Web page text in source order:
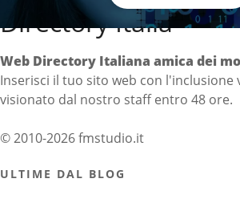
Directory Italia
Web Directory Italiana amica dei
Inserisci il tuo sito web con l'inclusione
visionato dal nostro staff entro 48 ore.
© 2010-2026 fmstudio.it
ULTIME DAL BLOG